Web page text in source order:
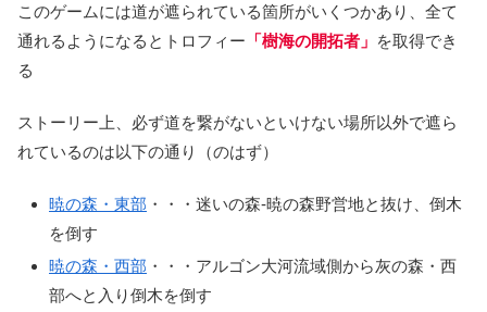
このゲームには道が遮られている箇所がいくつかあり、全て
通れるようになるとトロフィー 「樹海の開拓者」 を取得でき
る
ストーリー上、必ず道を繋がないといけない場所以外で遮ら
れているのは以下の通り（のはず）
暁の森・東部 ・・・迷いの森-暁の森野営地と抜け、倒木
を倒す
暁の森・西部 ・・・アルゴン大河流域側から灰の森・西
部へと入り倒木を倒す